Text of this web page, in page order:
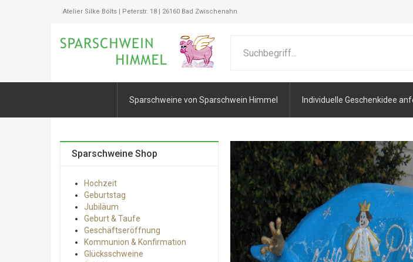
Atelier Silke Bölts | Peterstr. 18 | 26160 Bad Zwischenahn
Sparschweine von Sparschwein Himmel Individuelle Geschenkidee
Sparschweine Shop
Hochzeit
Geburtstag
Jubiläum
Geburt & Taufe
Geschäftseröffnung
Kommunion & Konfirmation
Glücksschweine